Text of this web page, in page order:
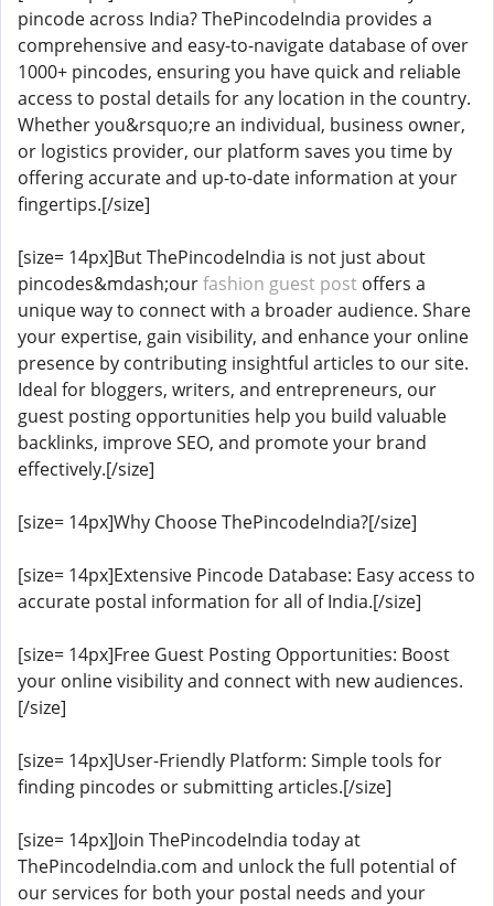
pincode across India? ThePincodeIndia provides a
comprehensive and easy-to-navigate database of over
1000+ pincodes, ensuring you have quick and reliable
access to postal details for any location in the country.
Whether you&rsquo;re an individual, business owner,
or logistics provider, our platform saves you time by
offering accurate and up-to-date information at your
fingertips.[/size]
[size= 14px]But ThePincodeIndia is not just about
pincodes&mdash;ourfashion guest post offers a
unique way to connect with a broader audience. Share
your expertise, gain visibility, and enhance your online
presence by contributing insightful articles to our site.
Ideal for bloggers, writers, and entrepreneurs, our
guest posting opportunities help you build valuable
backlinks, improve SEO, and promote your brand
effectively.[/size]
[size= 14px]Why Choose ThePincodeIndia?[/size]
[size= 14px]Extensive Pincode Database: Easy access to
accurate postal information for all of India.[/size]
[size= 14px]Free Guest Posting Opportunities: Boost
your online visibility and connect with new audiences.
[/size]
[size= 14px]User-Friendly Platform: Simple tools for
finding pincodes or submitting articles.[/size]
[size= 14px]Join ThePincodeIndia today at
ThePincodeIndia.com and unlock the full potential of
our services for both your postal needs and your